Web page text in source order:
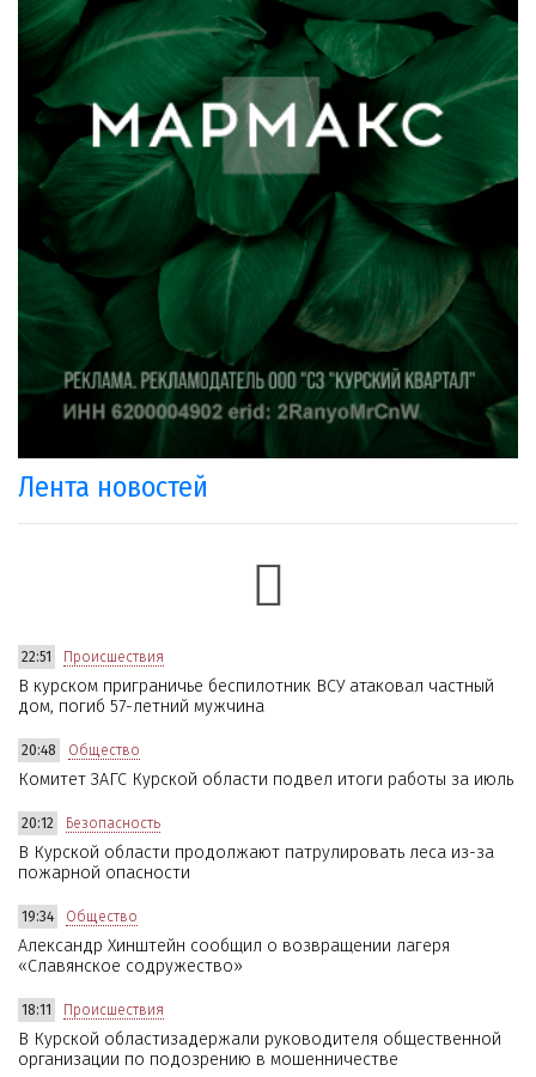
Лента новостей
22:51 Происшествия
В курском приграничье беспилотник ВСУ атаковал частный
дом, погиб 57-летний мужчина
20:48 Общество
Комитет ЗАГС Курской области подвел итоги работы за июль
20:12 Безопасность
В Курской области продолжают патрулировать леса из-за
пожарной опасности
19:34 Общество
Александр Хинштейн сообщил о возвращении лагеря
«Славянское содружество»
18:11 Происшествия
В Курской областизадержали руководителя общественной
организации по подозрению в мошенничестве